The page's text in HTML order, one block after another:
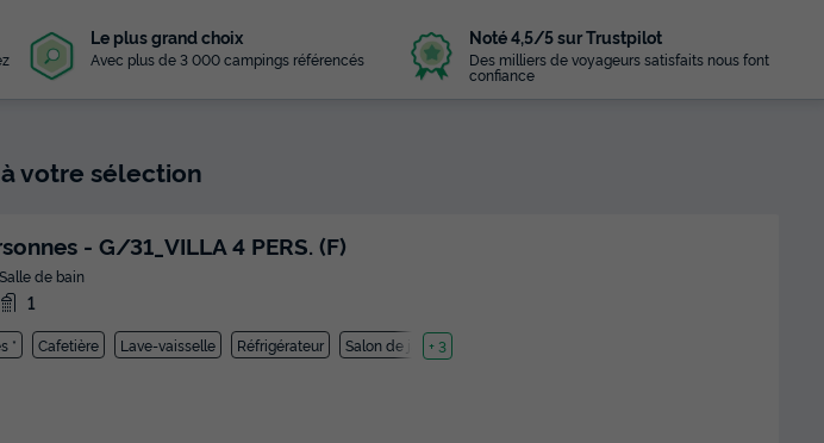
Le plus grand choix
Avec plus de 3 000 campings référencés
Noté 4,5/5 sur Trustpilot
Des milliers de voyageurs satisfaits nous font
confiance
votre sélection
- G/31_VILLA 4 PERS. (F)
Salle de bain
1
* Cafetière Lave-vaisselle Réfrigérateur Salon de jardin
+ 3